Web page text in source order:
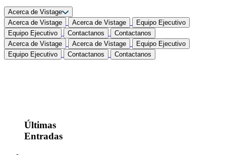
Acerca de Vistage
Acerca de Vistage
Acerca de Vistage
Equipo Ejecutivo
Equipo Ejecutivo
Contactanos
Contactanos
Acerca de Vistage
Acerca de Vistage
Equipo Ejecutivo
Equipo Ejecutivo
Contactanos Contactanos
Últimas
Entradas